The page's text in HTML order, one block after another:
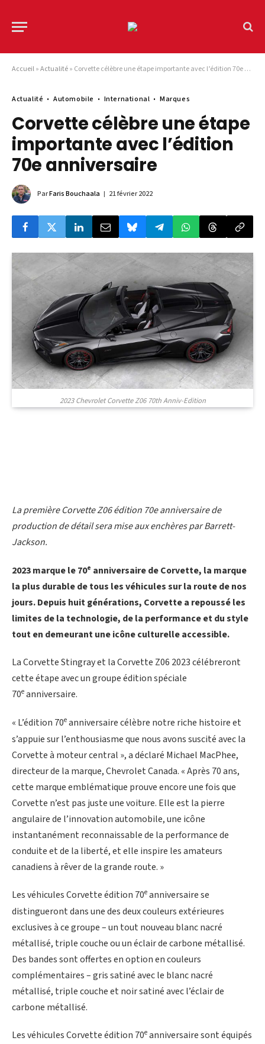
Accueil»Actualité» Corvette célèbre une étape importante avec l’édition 70e anniversaire
Actualité Automobile International Marques
Corvette célèbre une étape
importante avec l’édition
70e anniversaire
ParFaris Bouchaala 21 février 2022
2023 Chevrolet Corvette Z06 70th Anniv-Edition
La première Corvette Z06 édition 70e anniversaire de
production de détail sera mise aux enchères par Barrett-
Jackson.
2023 marque le 70e anniversaire de Corvette, la marque
la plus durable de tous les véhicules sur la route de nos
jours. Depuis huit générations, Corvette a repoussé les
limites de la technologie, de la performance et du style
tout en demeurant une icône culturelle accessible.
La Corvette Stingray et la Corvette Z06 2023 célébreront
cette étape avec un groupe édition spéciale
70e anniversaire.
« L’édition 70e anniversaire célèbre notre riche histoire et
s’appuie sur l’enthousiasme que nous avons suscité avec la
Corvette à moteur central », a déclaré Michael MacPhee,
directeur de la marque, Chevrolet Canada. « Après 70 ans,
cette marque emblématique prouve encore une fois que
Corvette n’est pas juste une voiture. Elle est la pierre
angulaire de l’innovation automobile, une icône
instantanément reconnaissable de la performance de
conduite et de la liberté, et elle inspire les amateurs
canadiens à rêver de la grande route. »
Les véhicules Corvette édition 70e anniversaire se
distingueront dans une des deux couleurs extérieures
exclusives à ce groupe – un tout nouveau blanc nacré
métallisé, triple couche ou un éclair de carbone métallisé.
Des bandes sont offertes en option en couleurs
complémentaires – gris satiné avec le blanc nacré
métallisé, triple couche et noir satiné avec l’éclair de
carbone métallisé.
Les véhicules Corvette édition 70e anniversaire sont équipés